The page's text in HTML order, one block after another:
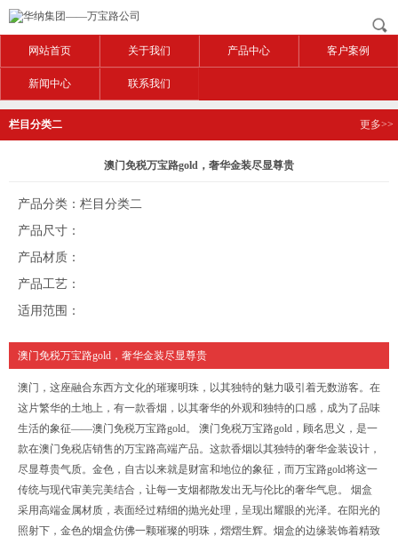
网站首页 关于我们 产品中心 客户案例
新闻中心 联系我们
栏目分类二 更多>>
澳门免税万宝路gold，奢华金装尽显尊贵
产品分类：栏目分类二
产品尺寸：
产品材质：
产品工艺：
适用范围：
澳门免税万宝路gold，奢华金装尽显尊贵
澳门，这座融合东西方文化的璀璨明珠，以其独特的魅力吸引着无数游客。在
这片繁华的土地上，有一款香烟，以其奢华的外观和独特的口感，成为了品味
生活的象征——澳门免税万宝路gold。 澳门免税万宝路gold，顾名思义，是一
款在澳门免税店销售的万宝路高端产品。这款香烟以其独特的奢华金装设计，
尽显尊贵气质。金色，自古以来就是财富和地位的象征，而万宝路gold将这一
传统与现代审美完美结合，让每一支烟都散发出无与伦比的奢华气息。 烟盒
采用高端金属材质，表面经过精细的抛光处理，呈现出耀眼的光泽。在阳光的
照射下，金色的烟盒仿佛一颗璀璨的明珠，熠熠生辉。烟盒的边缘装饰着精致